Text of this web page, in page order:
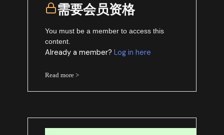
需要会员资格
You must be a member to access this
content.
Already a member?Log in here
Read more >